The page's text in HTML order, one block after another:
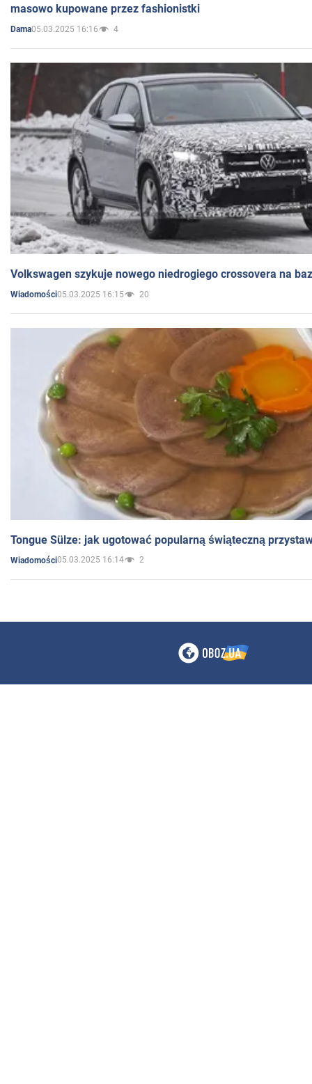
masowo kupowane przez fashionistki
Dama05.03.2025 16:16 4
Volkswagen szykuje nowego niedrogiego crossovera na
Wiadomości05.03.2025 16:15 20
Tongue Sülze: jak ugotować popularną świąteczną
Wiadomości05.03.2025 16:14 2